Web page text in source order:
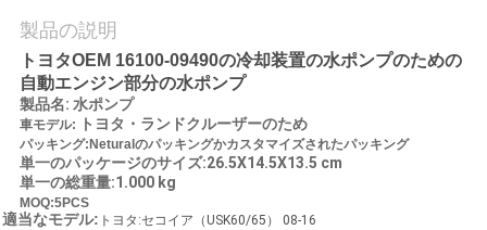
問
い
合
わ
せ
製品の説明
トヨタOEM 16100-09490の冷却装置の水ポンプのための
自動エンジン部分の水ポンプ
製品名: 水ポンプ
車モデル: トヨタ・ランドクルーザーのため
パッキング:Neturalのパッキングかカスタマイズされたパッキング
単一のパッケージのサイズ:26.5X14.5X13.5 cm
単一の総重量:1.000 kg
MOQ:5PCS
適当なモデル: トヨタ:セコイア（USK60/65） 08-16